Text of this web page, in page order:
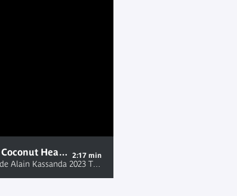
Cinéma du réel 2023 | Coconut Head Generation de Alain Kassanda
Coconut Head Generation de Alain Kassanda 2023 Tous les jeudis un groupe d'étudiants de l'université d'Ibadan, la plus ancienne du Nigeria, organise un ciné-club, transformant un petit amphithéâtre en une agora politique où s'affine le regard et s'élabore une parole critique. Retrouvez le programme Cinéma du réel 2023 sur http://www.cinemadureel.org/ 🌍 https://www.facebook.com/FestivalCinemadureel/ 🦎 https://twitter.com/cinemadureel 📸 https://www.instagram.com/cinemadureel/
2:17 min